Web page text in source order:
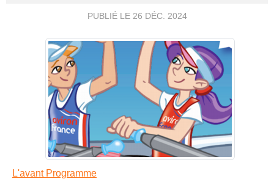
PUBLIÉ LE 26 DÉC. 2024
L'avant Programme